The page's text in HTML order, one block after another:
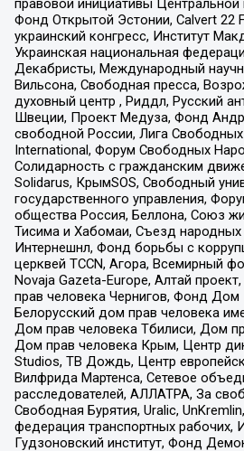
Фонд Открытой Эстонии, Calvert 22
украинский конгресс, Институт
Украинская национальная
Декабристы, Международный
Вильсона, Свободная пресса,
духовный центр , Риддл, Русский
Швеции, Проект Медуза, Фонд
свободной России, Лига
International, Форум Свободных
Солидарность с гражданским
Solidarus, КрымSOS, Свободный
государственного управления,
общества Россия, Беллона, Союз
Тисима и Хабомаи, Съезд народных
Интернешнл, Фонд борьбы с
церквей TCCN, Агора, Всемирный
Novaja Gazeta-Europe, Алтай
прав человека Чернигов, Фонд Дом
Белорусский дом прав человека
Дом прав человека Тбилиси, Дом
Дом прав человека Крым, Центр
Studios, ТВ Дождь, Центр
Вилфрида Мартенса, Сетевое
расследователей, АЛЛАТРА, За
Свободная Бурятия, Uralic,
федерация транспортных рабочих,
Гудзоновский институт, Фонд